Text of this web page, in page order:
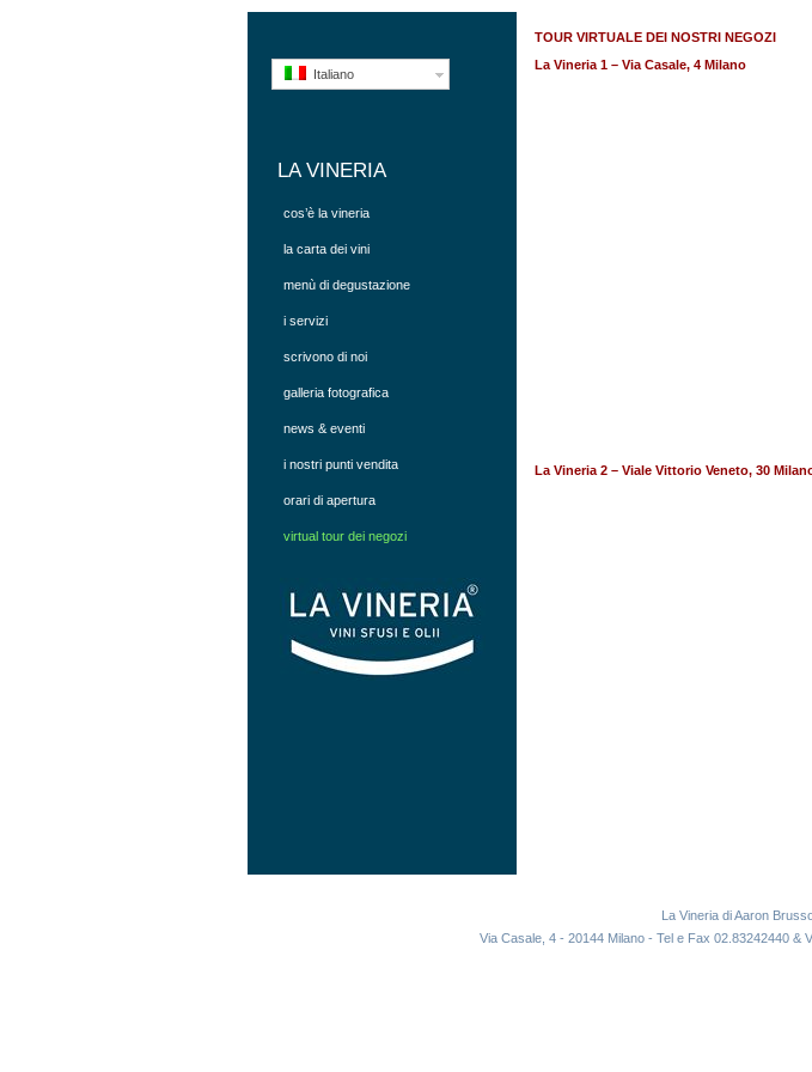
Italiano
LA VINERIA
cos’è la vineria
la carta dei vini
menù di degustazione
i servizi
scrivono di noi
galleria fotografica
news & eventi
i nostri punti vendita
orari di apertura
virtual tour dei negozi
TOUR VIRTUALE DEI NOSTRI NEGOZI
La Vineria 1 – Via Casale, 4 Milano
La Vineria 2 – Viale Vittorio Veneto, 30
La Vineria di Aaron
Via Casale, 4 - 20144 Milano - Tel e Fax 02.83242440 &